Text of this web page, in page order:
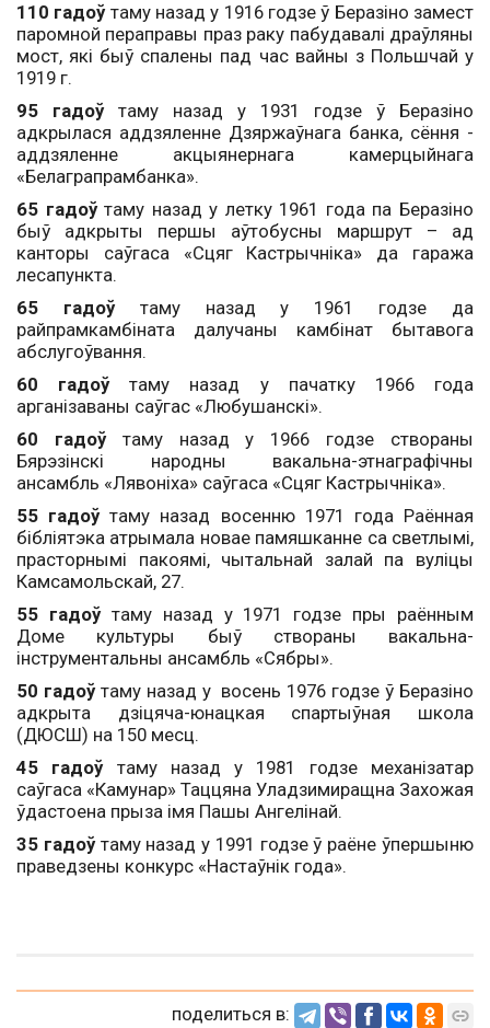
110 гадоўтаму назад у 1916 годзе ў Беразіно замест
паромной пераправы праз раку пабудавалі драўляны
мост, які быў спалены пад час вайны з Польшчай у
1919 г.
95 гадоўтаму назад у 1931 годзе ў Беразіно
адкрылася аддзяленне Дзяржаўнага банка, сёння -
аддзяленне акцыянернага камерцыйнага
«Белаграпрамбанка».
65 гадоўтаму назад у летку 1961 года па Беразіно
быў адкрыты першы аўтобусны маршрут – ад
канторы саўгаса «Сцяг Кастрычніка» да гаража
лесапункта.
65 гадоўтаму назад у 1961 годзе да
райпрамкамбіната далучаны камбінат бытавога
абслугоўвання.
60 гадоўтаму назад у пачатку 1966 года
арганізаваны саўгас «Любушанскі».
60 гадоўтаму назад у 1966 годзе створаны
Бярэзінскі народны вакальна-этнаграфічны
ансамбль «Лявоніха» саўгаса «Сцяг Кастрычніка».
55 гадоўтаму назад восенню 1971 года Раённая
бібліятэка атрымала новае памяшканне са светлымі,
прасторнымі пакоямі, чытальнай залай па вуліцы
Камсамольскай, 27.
55 гадоўтаму назад у 1971 годзе пры раённым
Доме культуры быў створаны вакальна-
інструментальны ансамбль «Сябры».
50 гадоўтаму назад у восень 1976 годзе ў Беразіно
адкрыта дзіцяча-юнацкая спартыўная школа
(ДЮСШ) на 150 месц.
45 гадоўтаму назад у 1981 годзе механізатар
саўгаса «Камунар» Таццяна Уладзимиращна Захожая
ўдастоена прыза імя Пашы Ангелінай.
35 гадоўтаму назад у 1991 годзе ў раёне ўпершыню
праведзены конкурс «Настаўнік года».
поделиться в: